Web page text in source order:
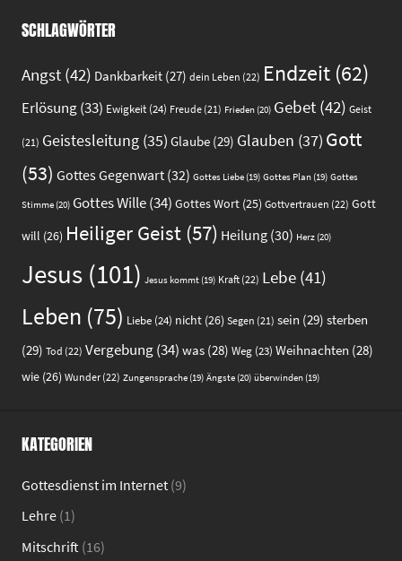
SCHLAGWÖRTER
Angst (42) Dankbarkeit (27) dein Leben (22) Endzeit (62)
Erlösung(33) Ewigkeit (24) Freude (21) Frieden (20) Gebet (42) Geist
(21) Geistesleitung (35) Glaube (29) Glauben (37) Gott
(53) Gottes Gegenwart (32) Gottes Liebe (19) Gottes Plan (19) Gottes
Stimme (20) Gottes Wille(34) Gottes Wort (25) Gottvertrauen (22) Gott
will (26) Heiliger Geist (57) Heilung (30) Herz (20)
Jesus (101) Jesus kommt (19) Kraft (22) Lebe (41)
Leben (75) Liebe (24) nicht (26) Segen (21) sein (29) sterben
(29) Tod (22) Vergebung(34) was (28) Weg (23) Weihnachten (28)
wie (26) Wunder (22) Zungensprache (19) Ängste (20) überwinden (19)
KATEGORIEN
Gottesdienst im Internet (9)
Lehre (1)
Mitschrift (16)